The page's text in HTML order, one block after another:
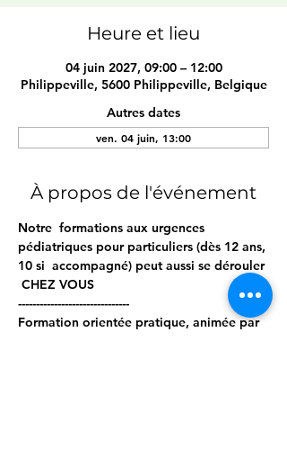
Heure et lieu
04 juin 2027, 09:00 – 12:00
Philippeville, 5600 Philippeville, Belgique
Autres dates
ven. 04 juin, 13:00
À propos de l'événement
Notre  formations aux urgences
pédiatriques pour particuliers (dès 12 ans,
10 si  accompagné) peut aussi se dérouler
CHEZ VOUS
-------------------------------
Formation orientée pratique, animée par